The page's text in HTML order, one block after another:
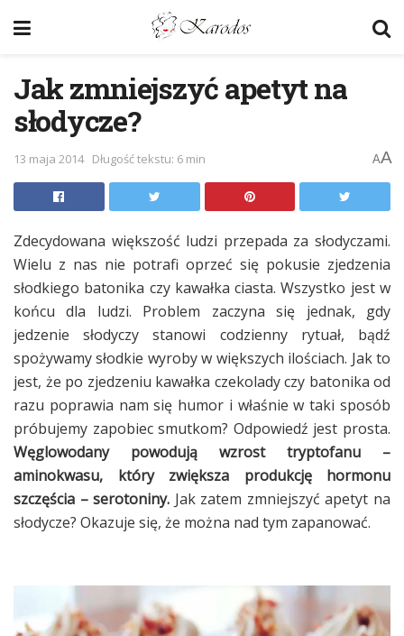
Jak zmniejszyć apetyt na
słodycze?
13 maja 2014 Długość tekstu: 6 min AA
Zdecydowana większość ludzi przepada za słodyczami.
Wielu z nas nie potrafi oprzeć się pokusie zjedzenia
słodkiego batonika czy kawałka ciasta. Wszystko jest w
końcu dla ludzi. Problem zaczyna się jednak, gdy
jedzenie słodyczy stanowi codzienny rytuał, bądź
spożywamy słodkie wyroby w większych ilościach. Jak to
jest, że po zjedzeniu kawałka czekolady czy batonika od
razu poprawia nam się humor i właśnie w taki sposób
próbujemy zapobiec smutkom? Odpowiedź jest prosta.
Węglowodany powodują wzrost tryptofanu –
aminokwasu, który zwiększa produkcję hormonu
szczęścia – serotoniny. Jak zatem zmniejszyć apetyt na
słodycze? Okazuje się, że można nad tym zapanować.